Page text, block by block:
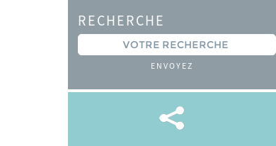
RECHERCHE
ENVOYEZ